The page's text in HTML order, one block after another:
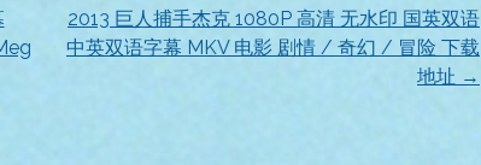
2013 巨人捕手杰克 1080P 高清 无水印 国英双语
中英双语字幕 MKV 电影 剧情 / 奇幻 / 冒险 下载
地址 →